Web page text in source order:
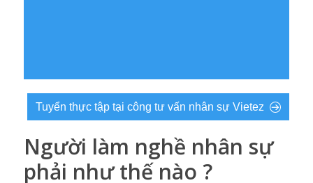
Tuyển thực tập tại công tư vấn nhân sự Vietez
Người làm nghề nhân sự
phải như thế nào ?